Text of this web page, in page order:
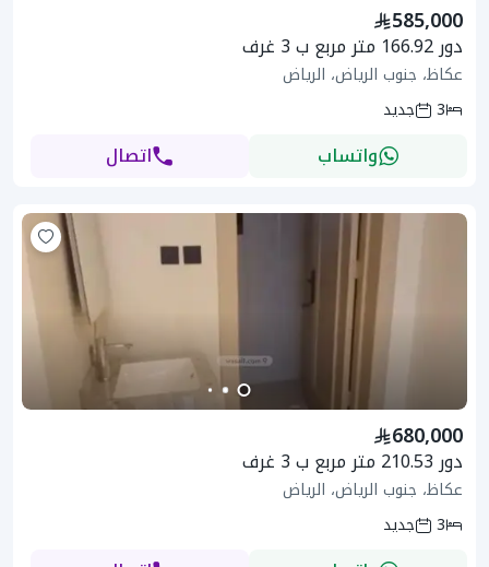
585,000
دور 166.92 متر مربع ب 3 غرف
عكاظ، جنوب الرياض، الرياض
3
جديد
واتساب اتصال
680,000
دور 210.53 متر مربع ب 3 غرف
عكاظ، جنوب الرياض، الرياض
3
جديد